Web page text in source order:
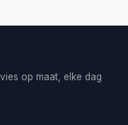
op maat, elke dag